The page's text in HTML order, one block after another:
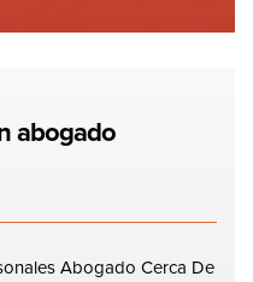
abogado
Abogado Cerca De